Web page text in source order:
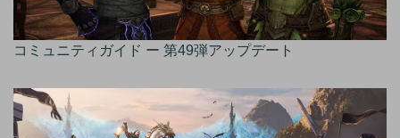
コミュニティガイド ー 第49弾アップデート